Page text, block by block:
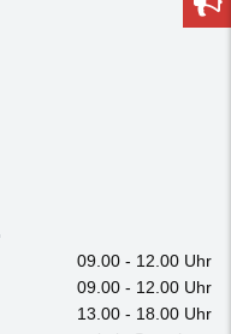
09.00 - 12.00 Uhr
09.00 - 12.00 Uhr
13.00 - 18.00 Uhr